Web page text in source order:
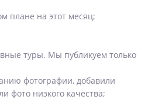
плане на этот месяц;
туры. Мы публикуем только
фотографии, добавили
фото низкого качества;